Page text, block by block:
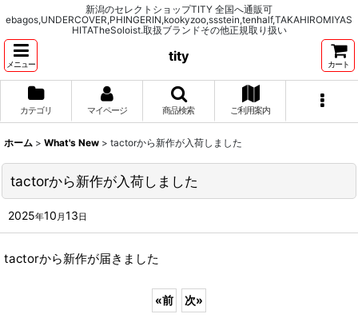
新潟のセレクトショップTITY 全国へ通販可
ebagos,UNDERCOVER,PHINGERIN,kookyzoo,ssstein,tenhalf,TAKAHIROMIYAS
HITATheSoloist.取扱ブランドその他正規取り扱い
メニュー
tity
カート
カテゴリ マイページ 商品検索 ご利用案内
ホーム > What's New > tactorから新作が入荷しました
tactorから新作が入荷しました
2025年10 月13日
tactorから新作が届きました
«前 次»